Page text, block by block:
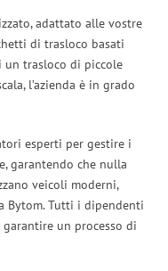
adattato alle vostre
di trasloco basati
un trasloco di piccole
l’azienda è in grado
esperti per gestire i
garantendo che nulla
veicoli moderni,
Bytom. Tutti i dipendenti
un processo di